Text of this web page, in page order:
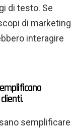
di testo. Se
di marketing
interagire
semplificare